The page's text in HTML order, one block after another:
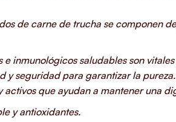
de carne de trucha se componen
e inmunológicos saludables son
y seguridad para garantizar la
que ayudan a mantener una
y antioxidantes.